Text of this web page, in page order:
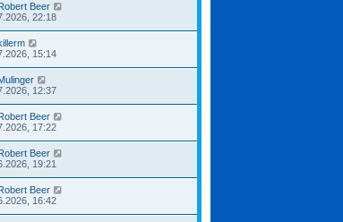
Robert Beer
22:18
15:14
12:37
Robert Beer
17:22
Robert Beer
19:21
Robert Beer
16:42